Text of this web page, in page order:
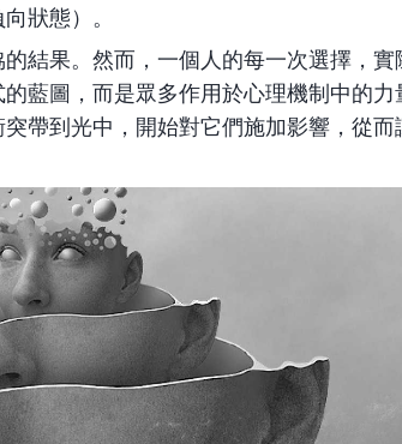
狀態）。
結果。然而，一個人的每一次選擇，
的藍圖，而是眾多作用於心理機制中的
帶到光中，開始對它們施加影響，從